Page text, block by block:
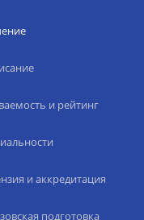
и рейтинг
и аккредитация
подготовка